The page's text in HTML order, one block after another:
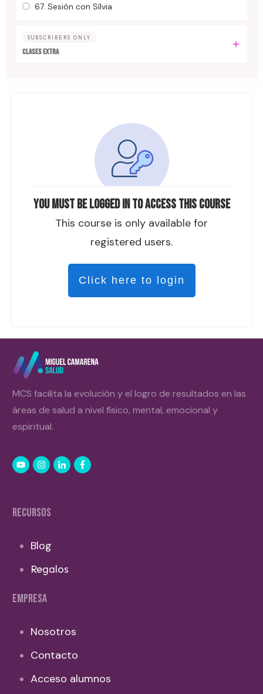
You must be logged in to access this course
This course is only available for
registered users.
Click here to login
67. Sesión con Sílvia
SUBSCRIBERS ONLY
Clases Extra
MCS facilita la evolución y el logro de resultados en las
áreas de salud a nivel físico, mental, emocional y
espiritual.
RECURSOS
Blog
Regalos
EMPRESA
Nosotros
Contacto
Acceso alumnos